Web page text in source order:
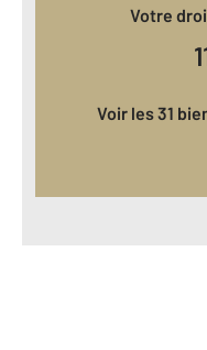
Votre
Voir les 31 biens correspondant à votre